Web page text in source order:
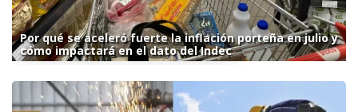
Por qué se aceleró fuerte la inflación porteña en julio y
cómo impactará en el dato del Indec